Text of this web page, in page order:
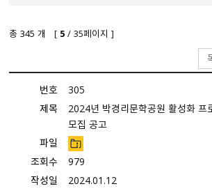
총 345 개 [ 5 / 35페이지 ]
번호
305
제목
2024년 박경리문학공원 활성화 프
모집 공고
파일
조회수
979
작성일
2024.01.12